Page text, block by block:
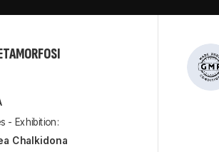
- Exhibition:
Chalkidona